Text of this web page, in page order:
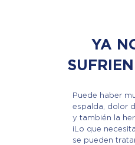
YA
Puede haber
espalda, dolor
y también la
¡Lo que
se pueden